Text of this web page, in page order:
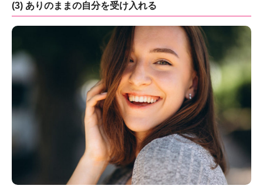
(3) ありのままの自分を受け入れる